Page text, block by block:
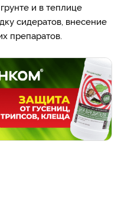
и в теплице
сидератов, внесение
препаратов.